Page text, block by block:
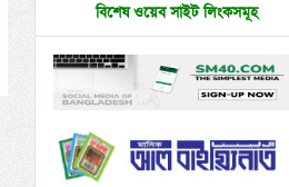
বিশেষ ওয়েব সাইট লিংকসমূহ